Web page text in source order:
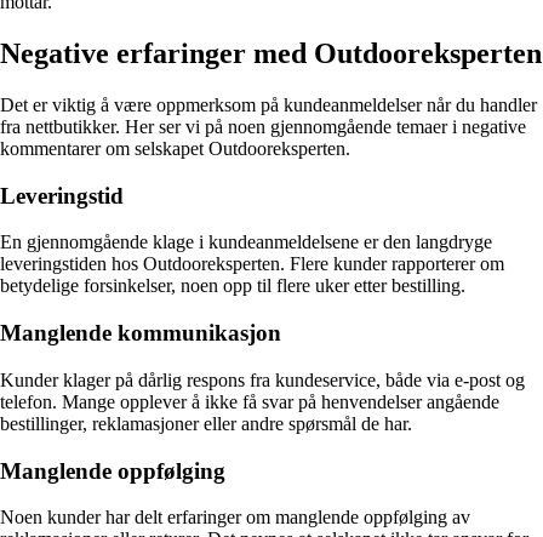
Negative erfaringer med Outdooreksperten
Det er viktig å være oppmerksom på kundeanmeldelser når du handler
fra nettbutikker. Her ser vi på noen gjennomgående temaer i negative
kommentarer om selskapet Outdooreksperten.
Leveringstid
En gjennomgående klage i kundeanmeldelsene er den langdryge
leveringstiden hos Outdooreksperten. Flere kunder rapporterer om
betydelige forsinkelser, noen opp til flere uker etter bestilling.
Manglende kommunikasjon
Kunder klager på dårlig respons fra kundeservice, både via e-post og
telefon. Mange opplever å ikke få svar på henvendelser angående
bestillinger, reklamasjoner eller andre spørsmål de har.
Manglende oppfølging
Noen kunder har delt erfaringer om manglende oppfølging av